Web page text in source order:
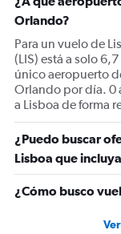
Y
axis
displaying
values.
Range:
0
to
1500.
Orlando?
Para un vuelo de
(LIS) está a solo
único aeropuerto
Orlando por día. 0
a Lisboa de forma
¿Puedo buscar
Lisboa que
¿Cómo busco